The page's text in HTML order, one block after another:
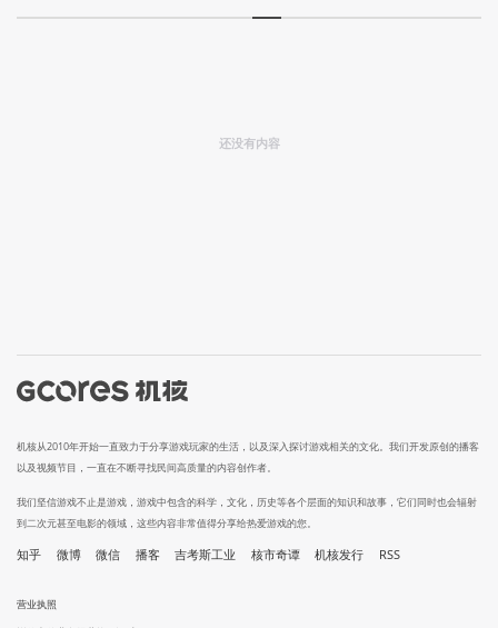
还没有内容
机核从2010年开始一直致力于分享游戏玩家的生活，以及深入探讨游戏相关的文化。我们开发原创的播客
以及视频节目，一直在不断寻找民间高质量的内容创作者。
我们坚信游戏不止是游戏，游戏中包含的科学，文化，历史等各个层面的知识和故事，它们同时也会辐射
到二次元甚至电影的领域，这些内容非常值得分享给热爱游戏的您。
知乎 微博 微信 播客 吉考斯工业 核市奇谭 机核发行 RSS
营业执照